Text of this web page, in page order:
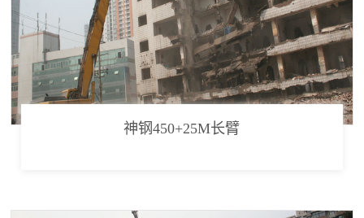
神钢450+25M长臂